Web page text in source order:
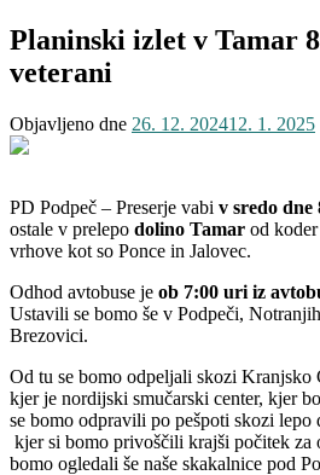
Planinski izlet v Tamar
veterani
Objavljeno dne 26. 12. 202412. 1. 2025
PD Podpeč – Preserje vabi v sredo dne
ostale v prelepo dolino Tamar od
vrhove kot so Ponce in Jalovec.
Odhod avtobuse je ob 7:00 uri iz
Ustavili se bomo še v Podpeči,
Brezovici.
Od tu se bomo odpeljali skozi Kranjsko
kjer je nordijski smučarski center, kjer
se bomo odpravili po pešpoti skozi
kjer si bomo privoščili krajši počitek
bomo ogledali še naše skakalnice pod